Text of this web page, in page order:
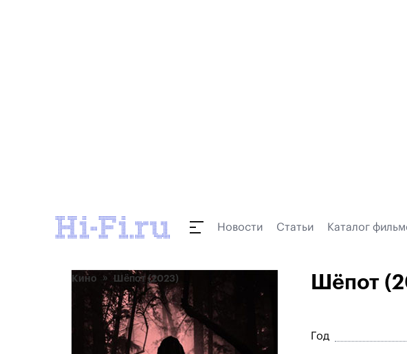
Новости Статьи Каталог
Кино Шёпот (2023) Шёпот
Год